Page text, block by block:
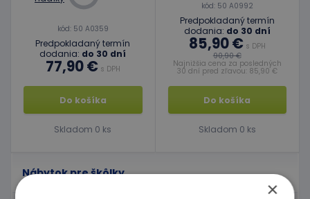
Nábytok pre škôlky
kód: 50 A0359
Predpokladaný termín
dodania: do 30 dní
77,90 € s DPH
Do košíka
Skladom 0 ks
kód: 50 A0992
Predpokladaný termín
dodania: do 30 dní
85,90 € s DPH
90,90 €
Najnižšia cena za posledných
30 dní pred zľavou: 85,90 €
Do košíka
Skladom 0 ks
×